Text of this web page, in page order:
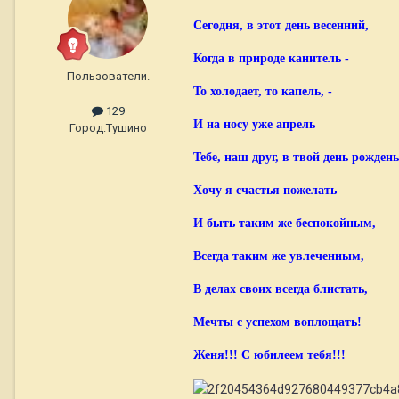
Пользователи.
129
Город:Тушино
Сегодня, в этот день весенний,
Когда в природе канитель -
То холодает, то капель, -
И на носу уже апрель
Тебе, наш друг, в твой день
Хочу я счастья пожелать
И быть таким же беспокойным,
Всегда таким же увлеченным,
В делах своих всегда блистать,
Мечты с успехом воплощать!
Женя!!! С юбилеем тебя!!!